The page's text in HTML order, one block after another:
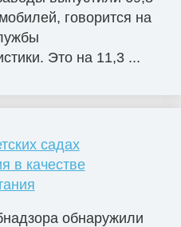
говорится на
Это на 11,3 ...
садах
в качестве
обнаружили